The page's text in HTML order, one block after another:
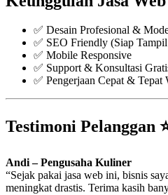
✅ Desain Profesional &
✅ SEO Friendly (Siap
✅ Mobile Responsive
✅ Support & Konsultasi
✅ Pengerjaan Cepat & Tepat
Testimoni Pelanggan
Andi – Pengusaha Kuliner
“Sejak pakai jasa web ini, bisnis
meningkat drastis. Terima kasih